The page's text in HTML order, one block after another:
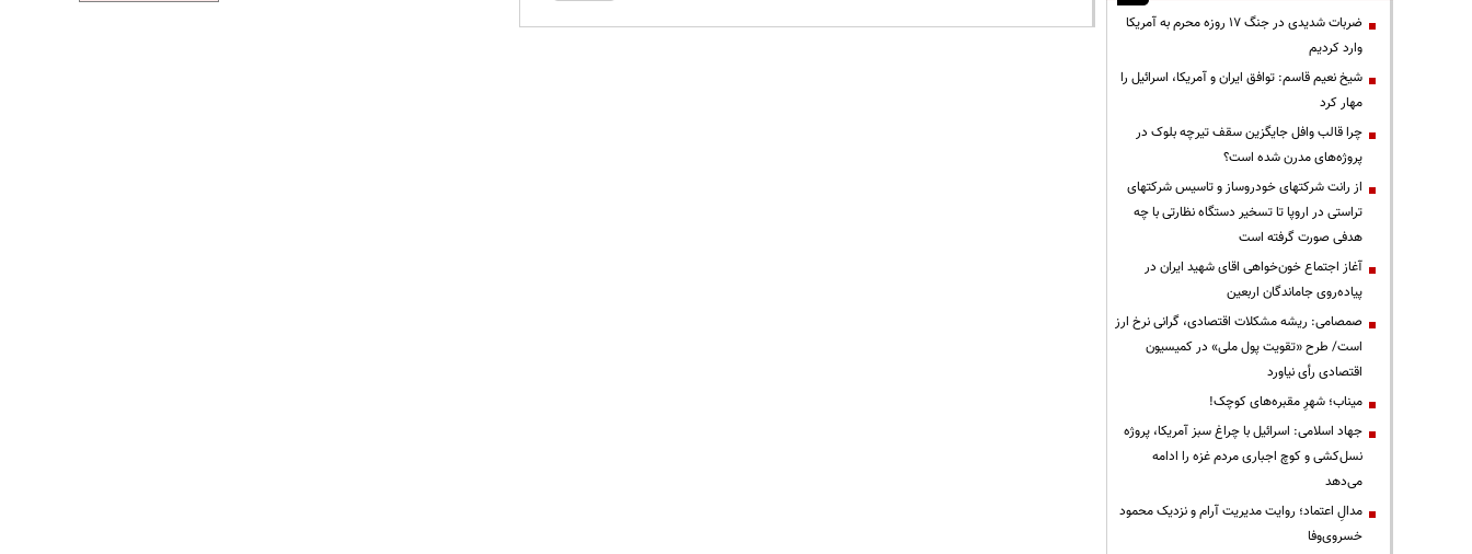
ضربات شدیدی در جنگ ۱۷ روزه محرم به آمریکا
وارد کردیم
شیخ نعیم قاسم: توافق ایران و آمریکا، اسرائیل را
مهار کرد
چرا قالب وافل جایگزین سقف تیرچه بلوک در
پروژه‌های مدرن شده است؟
از رانت‌ شرکتهای خودروساز و تاسیس شرکتهای
تراستی در اروپا تا تسخیر دستگاه نظارتی با چه
هدفی صورت گرفته است
آغاز اجتماع خون‌خواهی اقای شهید ایران در
پیاده‌روی جاماندگان اربعین
صمصامی: ریشه مشکلات اقتصادی، گرانی نرخ ارز
است/ طرح «تقویت پول ملی» در کمیسیون
اقتصادی رأی نیاورد
میناب؛ شهرِ مقبره‌های کوچک!
جهاد اسلامی: اسرائیل با چراغ سبز آمریکا، پروژه
نسل‌کشی و کوچ اجباری مردم غزه را ادامه
می‌دهد
مدالِ اعتماد؛ روایت مدیریت آرام و نزدیک محمود
خسروی‌وفا